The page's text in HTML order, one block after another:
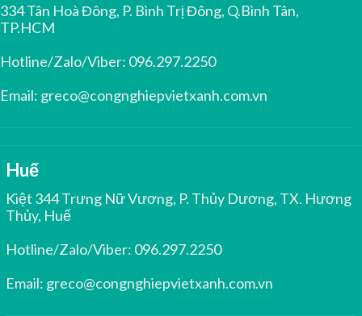
334 Tân Hoà Đông, P. Bình Trị Đông, Q.Bình Tân,
TP.HCM
Hotline/Zalo/Viber: 096.297.2250
Email: greco@congnghiepvietxanh.com.vn
Huế
Kiệt 344 Trưng Nữ Vương, P. Thủy Dương, TX. Hương
Thủy, Huế
Hotline/Zalo/Viber: 096.297.2250
Email: greco@congnghiepvietxanh.com.vn